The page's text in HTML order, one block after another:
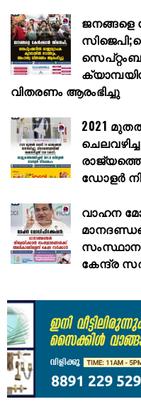
ജനങ്ങളെ
വിതരണം ആരംഭിച്ചു
2021
ഡോളർ
വാഹന
കേന്ദ്ര